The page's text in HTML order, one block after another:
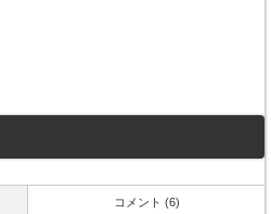
コメント (6)